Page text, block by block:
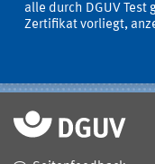
alle durch DGUV
Zertifikat vorliegt,